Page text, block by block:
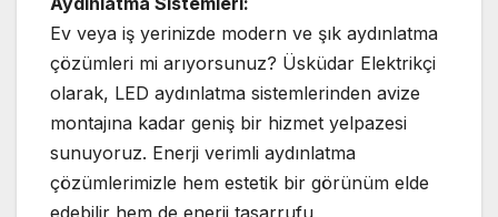
Ev veya iş yerinizde modern ve şık aydınlatma
çözümleri mi arıyorsunuz? Üsküdar Elektrikçi
olarak, LED aydınlatma sistemlerinden avize
montajına kadar geniş bir hizmet yelpazesi
sunuyoruz. Enerji verimli aydınlatma
çözümlerimizle hem estetik bir görünüm elde